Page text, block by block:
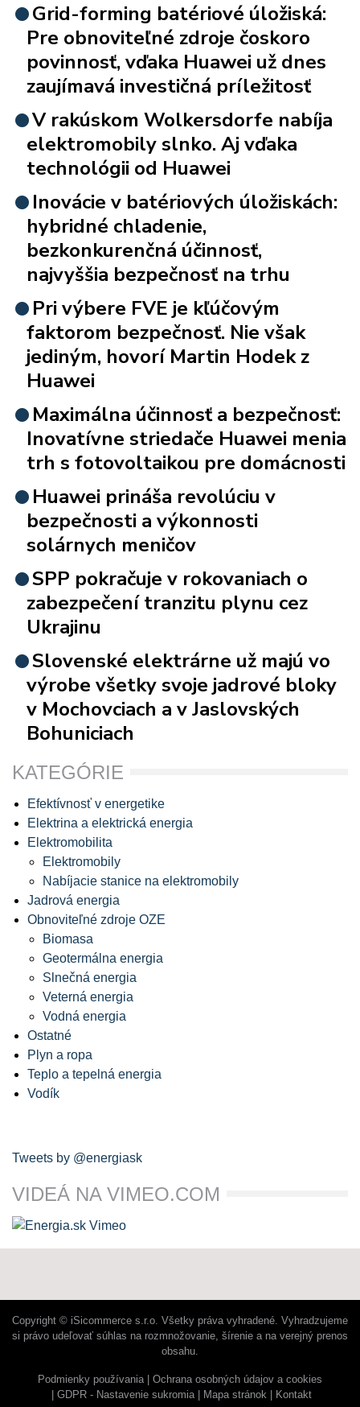
Grid-forming batériové úložiská:
Pre obnoviteľné zdroje čoskoro
povinnosť, vďaka Huawei už dnes
zaujímavá investičná príležitosť
V rakúskom Wolkersdorfe nabíja
elektromobily slnko. Aj vďaka
technológii od Huawei
Inovácie v batériových úložiskách:
hybridné chladenie,
bezkonkurenčná účinnosť,
najvyššia bezpečnosť na trhu
Pri výbere FVE je kľúčovým
faktorom bezpečnosť. Nie však
jediným, hovorí Martin Hodek z
Huawei
Maximálna účinnosť a bezpečnosť:
Inovatívne striedače Huawei menia
trh s fotovoltaikou pre domácnosti
Huawei prináša revolúciu v
bezpečnosti a výkonnosti
solárnych meničov
SPP pokračuje v rokovaniach o
zabezpečení tranzitu plynu cez
Ukrajinu
Slovenské elektrárne už majú vo
výrobe všetky svoje jadrové bloky
v Mochovciach a v Jaslovských
Bohuniciach
KATEGÓRIE
Efektívnosť v energetike
Elektrina a elektrická energia
Elektromobilita
Elektromobily
Nabíjacie stanice na elektromobily
Jadrová energia
Obnoviteľné zdroje OZE
Biomasa
Geotermálna energia
Slnečná energia
Veterná energia
Vodná energia
Ostatné
Plyn a ropa
Teplo a tepelná energia
Vodík
Tweets by @energiask
VIDEÁ NA VIMEO.COM
Copyright © iSicommerce s.r.o. Všetky práva vyhradené. Vyhradzujeme
si právo udeľovať súhlas na rozmnožovanie, šírenie a na verejný prenos
obsahu.
Podmienky používania
Ochrana osobných údajov a cookies
GDPR - Nastavenie sukromia
Mapa stránok Kontakt